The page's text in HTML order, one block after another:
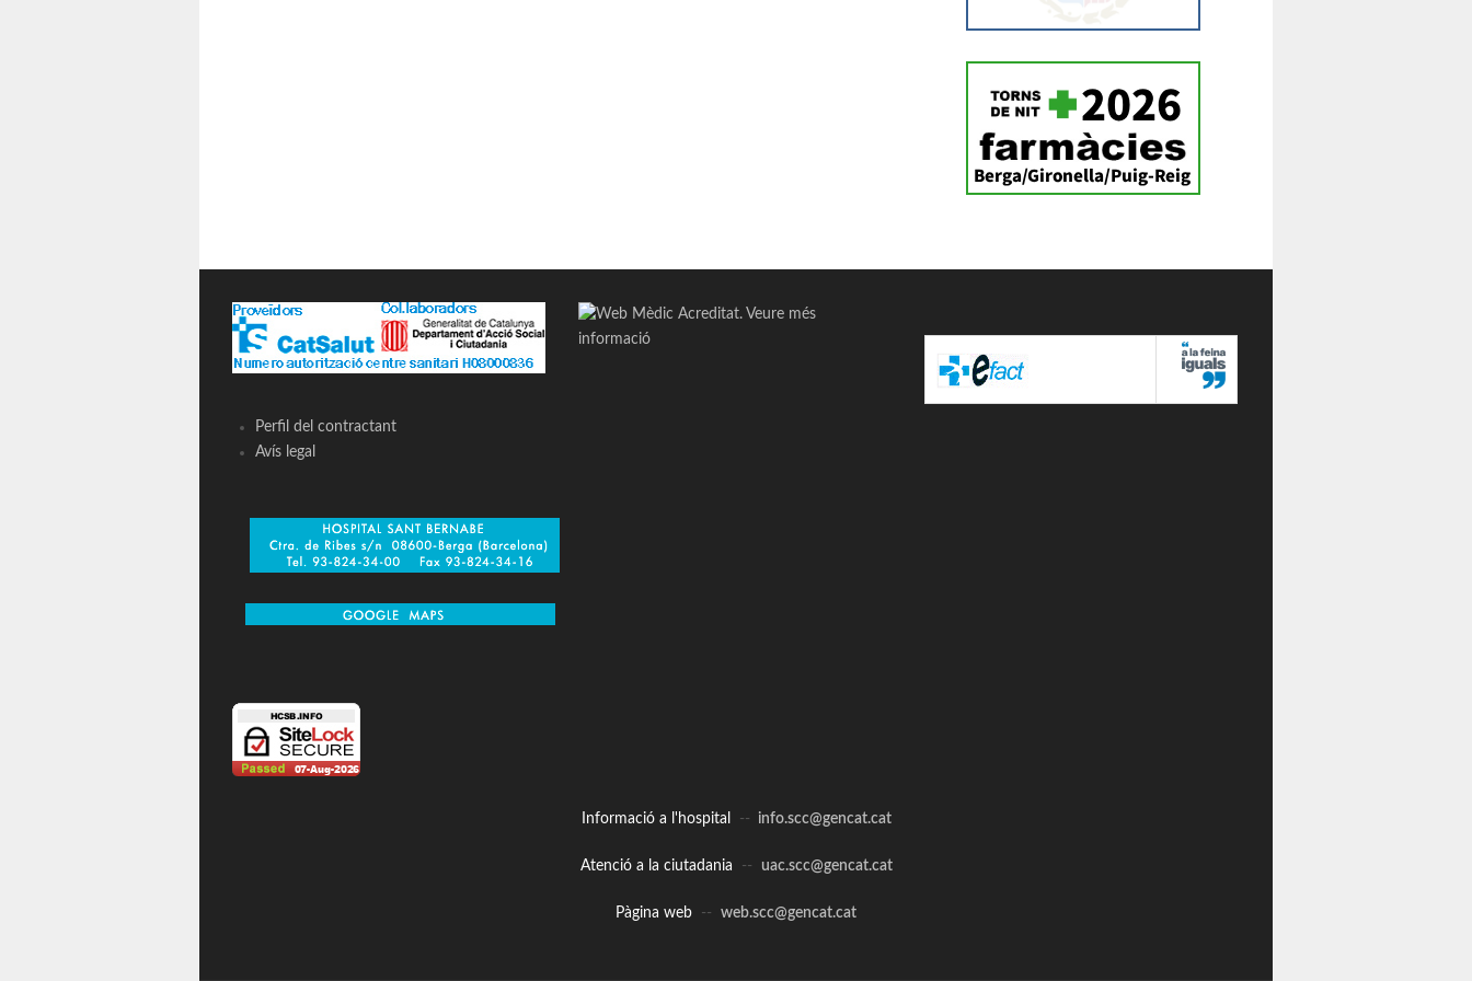
Perfil del contractant
Avís legal
Informació a l'hospital -- info.scc@gencat.cat
Atenció a la ciutadania -- uac.scc@gencat.cat
Pàgina web -- web.scc@gencat.cat